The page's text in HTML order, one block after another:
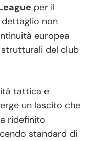
per il
non
europea
del club
tattica e
un lascito che
ridefinito
standard di